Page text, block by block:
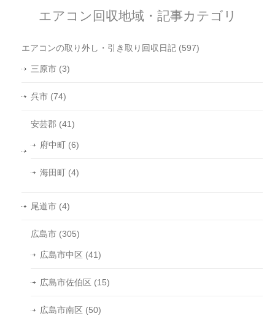
エアコン回収地域・記事カテゴリ
エアコンの取り外し・引き取り回収日記 (597)
三原市 (3)
呉市 (74)
安芸郡 (41)
府中町 (6)
海田町 (4)
尾道市 (4)
広島市 (305)
広島市中区 (41)
広島市佐伯区 (15)
広島市南区 (50)